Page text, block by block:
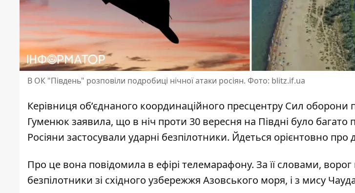
В ОК "Південь" розповіли подробиці нічної атаки росіян. Фото: blitz.if.ua
Керівниця об’єднаного координаційного пресцентру Сил оборони
Гуменюк заявила, що в ніч проти 30 вересня на Півдні було багато
Росіяни застосували ударні безпілотники. Йдеться орієнтовно про
Про це вона повідомила в ефірі телемарафону. За її словами, ворог
безпілотники зі східного узбережжя Азовського моря, і з мису